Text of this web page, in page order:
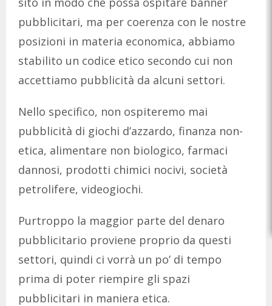
pubblicitari, ma per coerenza con le nostre
posizioni in materia economica, abbiamo
stabilito un codice etico secondo cui non
accettiamo pubblicità da alcuni settori.
Nello specifico, non ospiteremo mai
pubblicità di giochi d’azzardo, finanza non-
etica, alimentare non biologico, farmaci
dannosi, prodotti chimici nocivi, società
petrolifere, videogiochi.
Purtroppo la maggior parte del denaro
pubblicitario proviene proprio da questi
settori, quindi ci vorrà un po’ di tempo
prima di poter riempire gli spazi
pubblicitari in maniera etica.